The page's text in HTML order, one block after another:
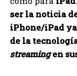
ser la noticia
iPhone/iPad
de la
streamingen